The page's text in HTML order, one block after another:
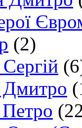
(2)
Дмитро